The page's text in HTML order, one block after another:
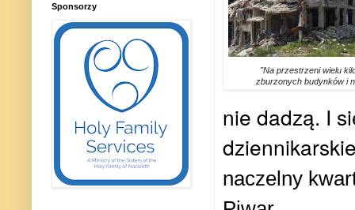
"Na przestrzeni wielu
zburzonych budynków i
nie dadzą. I
naczelny
Sponsorzy